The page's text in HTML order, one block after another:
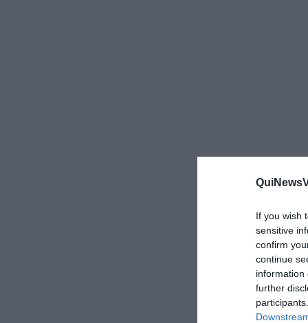
If you wish
sensitive
confirm
continue
information
further